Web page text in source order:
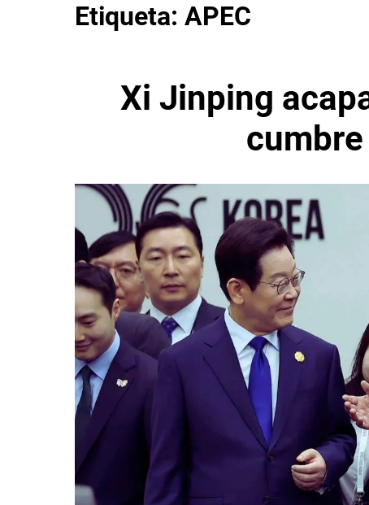
Etiqueta: APEC
Xi Jinping
cumbre